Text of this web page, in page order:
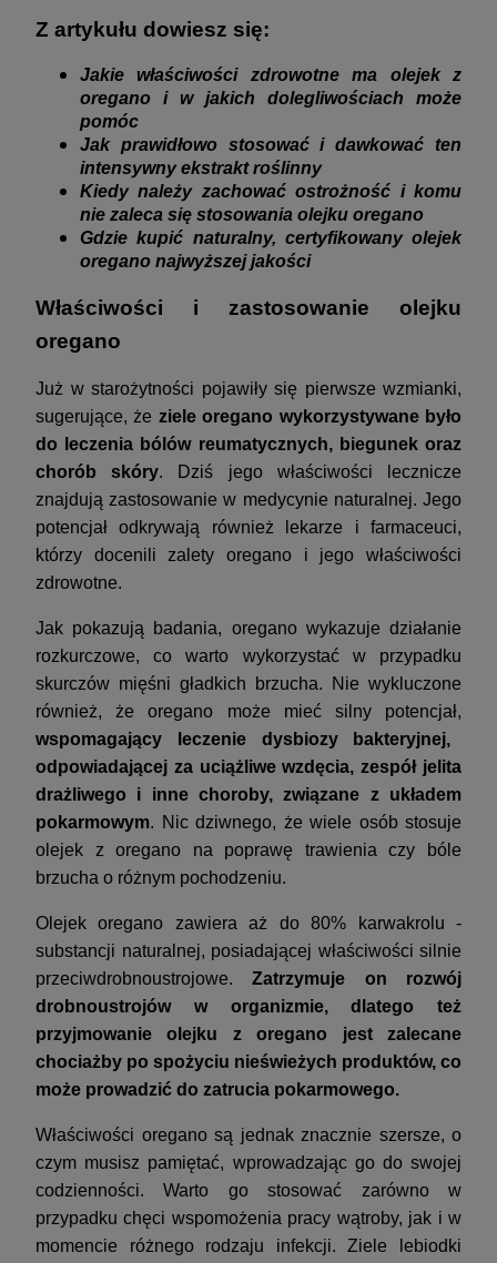
Z artykułu dowiesz się:
Jakie właściwości zdrowotne ma olejek z
oregano i w jakich dolegliwościach może
pomóc
Jak prawidłowo stosować i dawkować ten
intensywny ekstrakt roślinny
Kiedy należy zachować ostrożność i komu
nie zaleca się stosowania olejku oregano
Gdzie kupić naturalny, certyfikowany olejek
oregano najwyższej jakości
Właściwości i zastosowanie olejku
oregano
Już w starożytności pojawiły się pierwsze wzmianki,
sugerujące, że ziele oregano wykorzystywane było
do leczenia bólów reumatycznych, biegunek oraz
chorób skóry. Dziś jego właściwości lecznicze
znajdują zastosowanie w medycynie naturalnej. Jego
potencjał odkrywają również lekarze i farmaceuci,
którzy docenili zalety oregano i jego właściwości
zdrowotne.
Jak pokazują badania, oregano wykazuje działanie
rozkurczowe, co warto wykorzystać w przypadku
skurczów mięśni gładkich brzucha. Nie wykluczone
również, że oregano może mieć silny potencjał,
wspomagający leczenie dysbiozy bakteryjnej,
odpowiadającej za uciążliwe wzdęcia, zespół jelita
drażliwego i inne choroby, związane z układem
pokarmowym. Nic dziwnego, że wiele osób stosuje
olejek z oregano na poprawę trawienia czy bóle
brzucha o różnym pochodzeniu.
Olejek oregano zawiera aż do 80% karwakrolu -
substancji naturalnej, posiadającej właściwości silnie
przeciwdrobnoustrojowe.Zatrzymuje on rozwój
drobnoustrojów w organizmie, dlatego też
przyjmowanie olejku z oregano jest zalecane
chociażby po spożyciu nieświeżych produktów, co
może prowadzić do zatrucia pokarmowego.
Właściwości oregano są jednak znacznie szersze, o
czym musisz pamiętać, wprowadzając go do swojej
codzienności. Warto go stosować zarówno w
przypadku chęci wspomożenia pracy wątroby, jak i w
momencie różnego rodzaju infekcji. Ziele lebiodki